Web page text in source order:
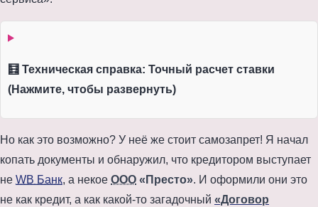
🧮 Техническая справка: Точный расчет ставки
(Нажмите, чтобы развернуть)
Но как это возможно? У неё же стоит самозапрет! Я начал
копать документы и обнаружил, что кредитором выступает
не WB Банк, а некое ООО «Престо». И оформили они это
не как кредит, а как какой-то загадочный «Договор